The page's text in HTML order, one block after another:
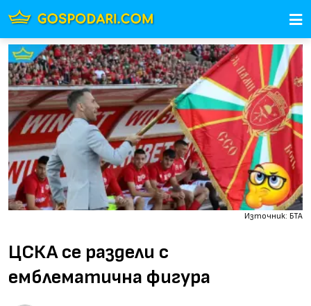
Източник: БТА
ЦСКА се раздели с
емблематична фигура